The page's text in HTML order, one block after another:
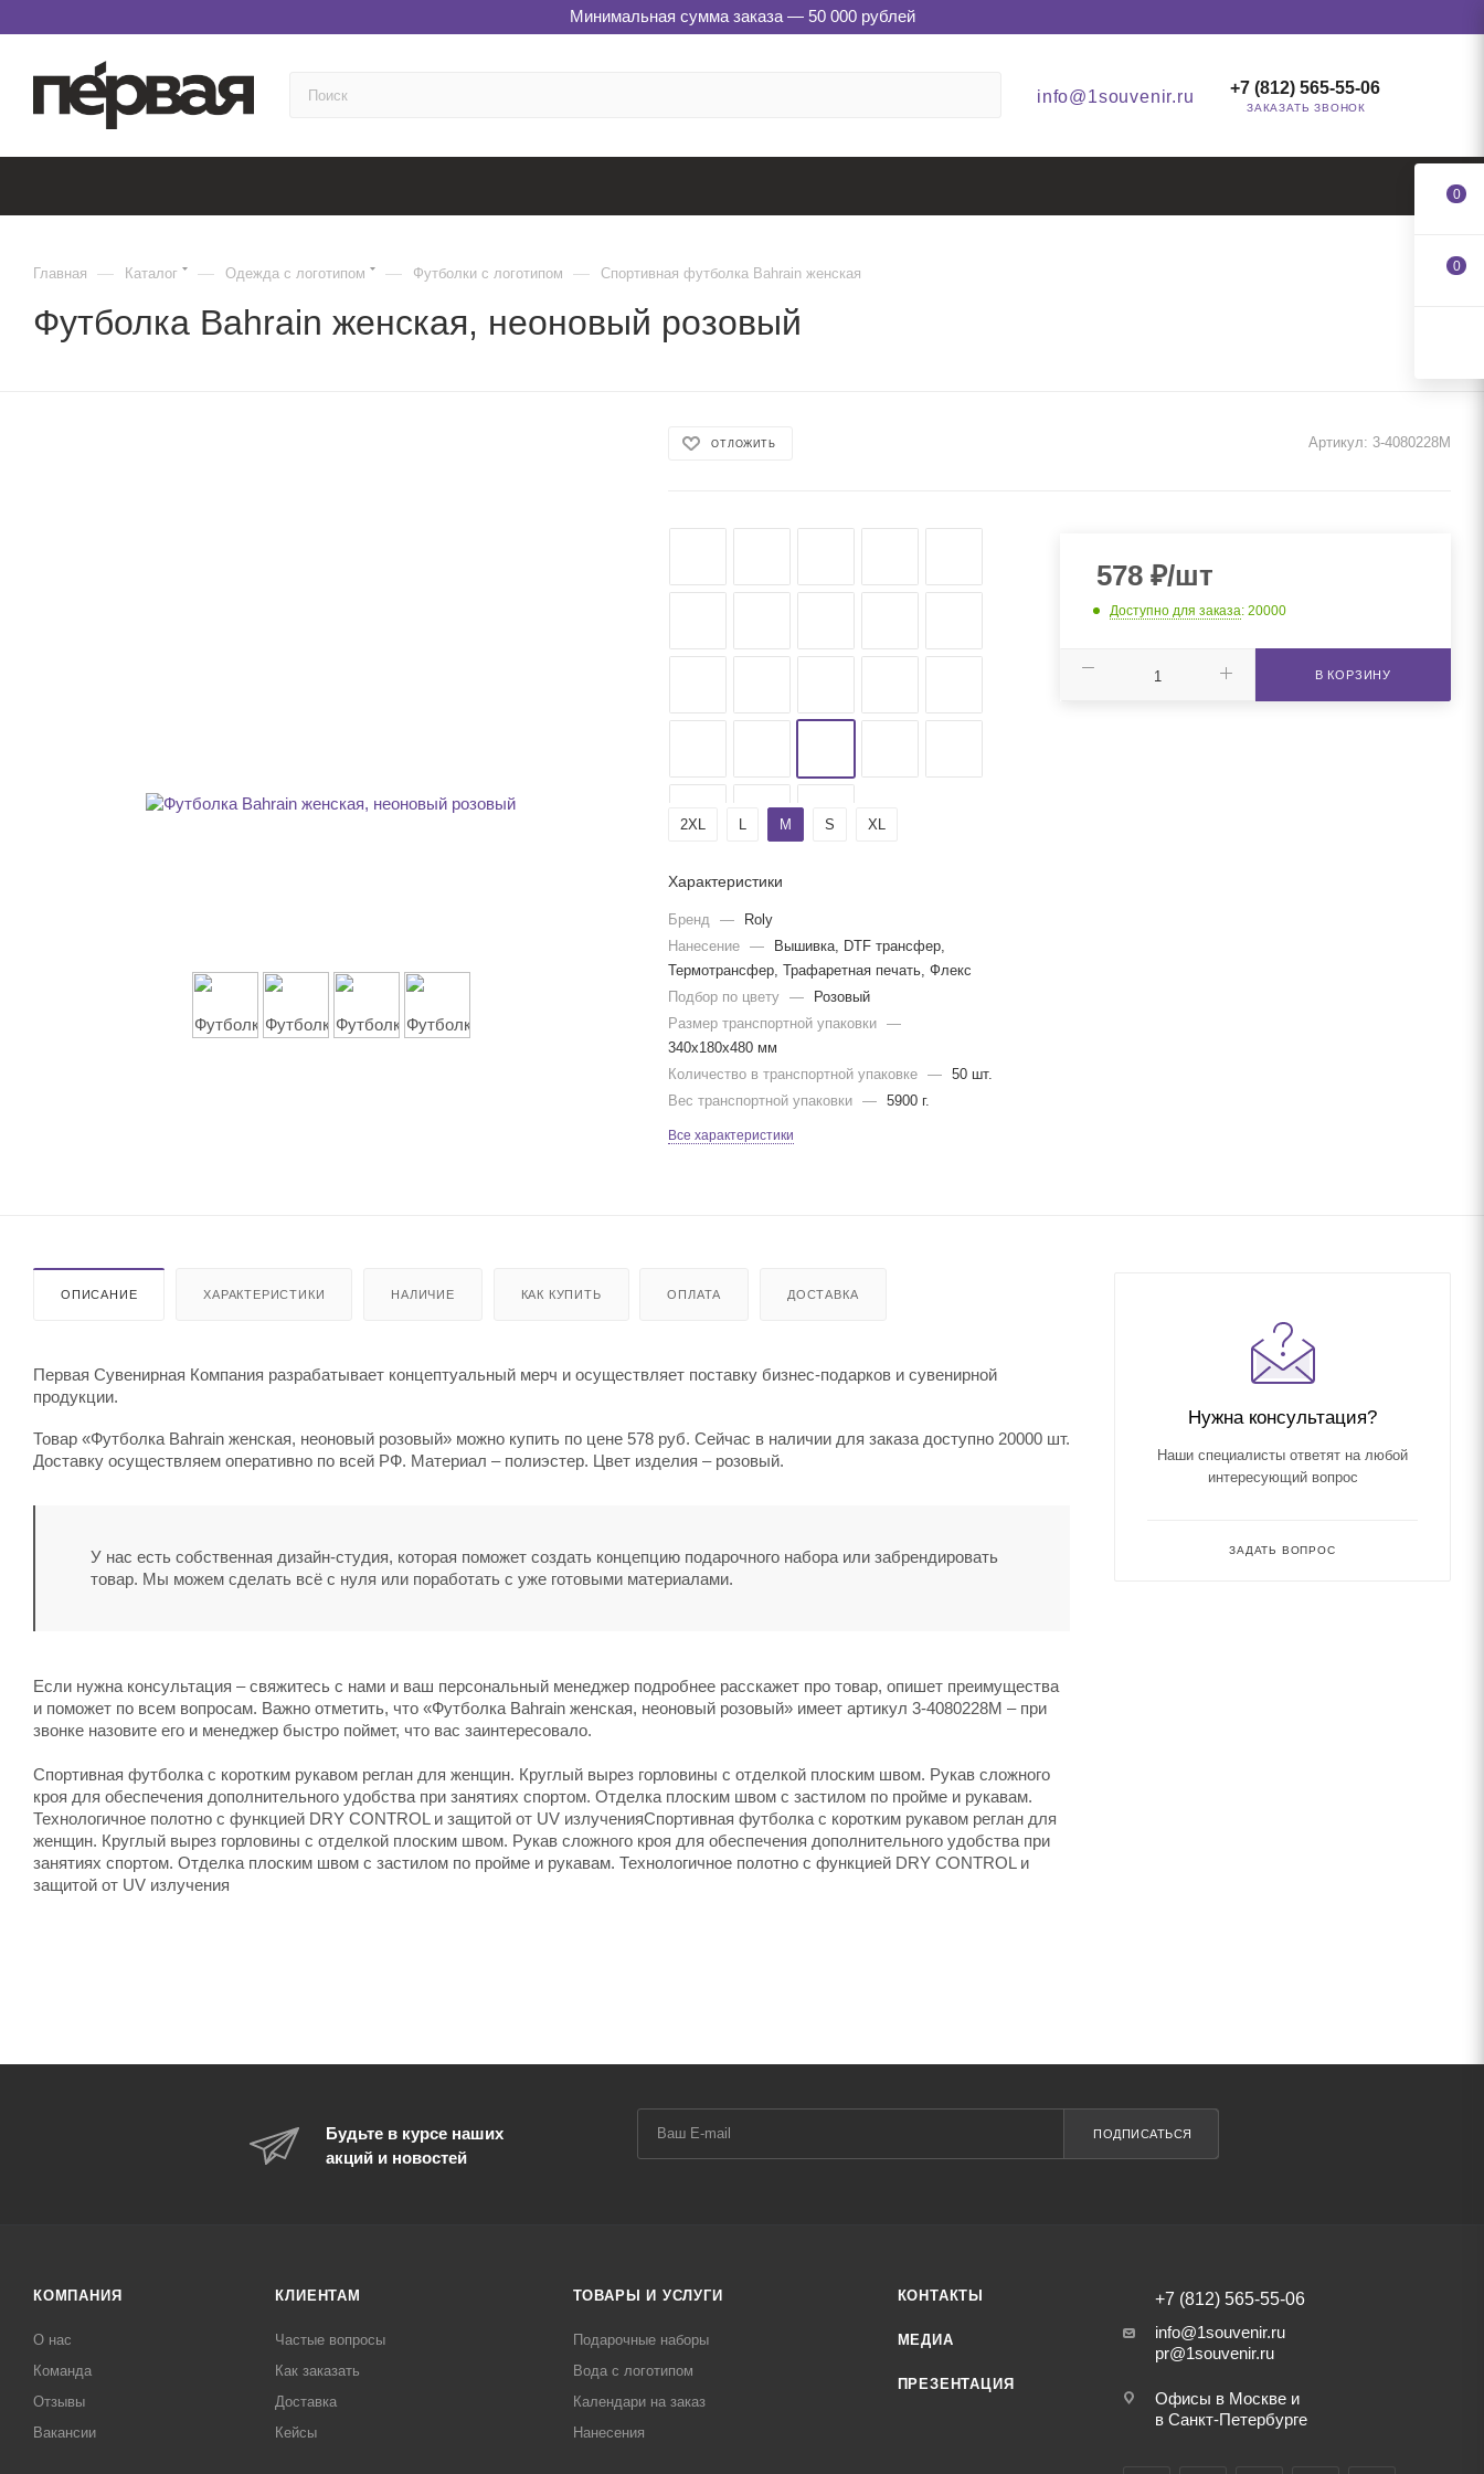
Минимальная сумма заказа — 50 000 рублей
info@1souvenir.ru +7 (812) 565-55-06
ЗАКАЗАТЬ ЗВОНОК
Главная — Каталог — Одежда с логотипом — Футболки с логотипом — Спортивная футболка Bahrain женская
Футболка Bahrain женская, неоновый розовый
ОТЛОЖИТЬ Артикул: 3-4080228M
2XL L M S XL
Характеристики
Бренд —
Roly
Нанесение
—
Вышивка, DTF трансфер,
Термотрансфер, Трафаретная печать, Флекс
Подбор по цвету
—
Розовый
Размер транспортной упаковки
—
340x180x480 мм
Количество в транспортной упаковке
—
50 шт.
Вес транспортной упаковки
— 5900 г.
Все характеристики
578₽/шт
Доступно для заказа: 20000
В КОРЗИНУ
ОПИСАНИЕ ХАРАКТЕРИСТИКИ НАЛИЧИЕ КАК КУПИТЬ ОПЛАТА ДОСТАВКА
Первая Сувенирная Компания разрабатывает концептуальный мерч и осуществляет поставку бизнес-подарков и сувенирной
продукции.
Товар «Футболка Bahrain женская, неоновый розовый» можно купить по цене 578 руб. Сейчас в наличии для заказа доступно 20000 шт.
Доставку осуществляем оперативно по всей РФ. Материал – полиэстер. Цвет изделия – розовый.
У нас есть собственная дизайн-студия, которая поможет создать концепцию подарочного набора или забрендировать
товар. Мы можем сделать всё с нуля или поработать с уже готовыми материалами.
Если нужна консультация – свяжитесь с нами и ваш персональный менеджер подробнее расскажет про товар, опишет преимущества
и поможет по всем вопросам. Важно отметить, что «Футболка Bahrain женская, неоновый розовый» имеет артикул 3-4080228M – при
звонке назовите его и менеджер быстро поймет, что вас заинтересовало.
Спортивная футболка с коротким рукавом реглан для женщин. Круглый вырез горловины с отделкой плоским швом. Рукав сложного
кроя для обеспечения дополнительного удобства при занятиях спортом. Отделка плоским швом с застилом по пройме и рукавам.
Технологичное полотно с функцией DRY CONTROL и защитой от UV излученияСпортивная футболка с коротким рукавом реглан для
женщин. Круглый вырез горловины с отделкой плоским швом. Рукав сложного кроя для обеспечения дополнительного удобства при
занятиях спортом. Отделка плоским швом с застилом по пройме и рукавам. Технологичное полотно с функцией DRY CONTROL и
защитой от UV излучения
Нужна консультация?
Наши специалисты ответят на любой
интересующий вопрос
ЗАДАТЬ ВОПРОС
Будьте в курсе наших
акций и новостей
ПОДПИСАТЬСЯ
КОМПАНИЯ
О нас
Команда
Отзывы
Вакансии
КЛИЕНТАМ
Частые вопросы
Как заказать
Доставка
Кейсы
ТОВАРЫ И УСЛУГИ
Подарочные наборы
Вода с логотипом
Календари на заказ
Нанесения
КОНТАКТЫ
МЕДИА
ПРЕЗЕНТАЦИЯ
+7 (812) 565-55-06
info@1souvenir.ru
pr@1souvenir.ru
Офисы в Москве и
в Санкт-Петербурге
0
0